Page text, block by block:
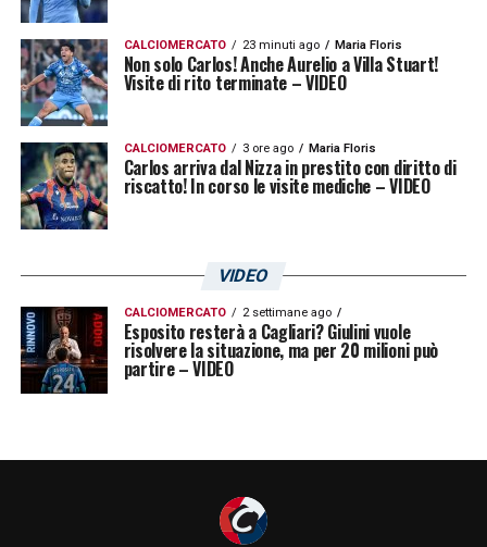
LA PLAYLIST DELLE NOSTRE TOP NEWS
CALCIOMERCATO 23 minuti ago Maria Floris
Non solo Carlos! Anche Aurelio a Villa Stuart!
Visite di rito terminate – VIDEO
CALCIOMERCATO 3 ore ago Maria Floris
Carlos arriva dal Nizza in prestito con diritto di
riscatto! In corso le visite mediche – VIDEO
VIDEO
CALCIOMERCATO 2 settimane ago
Esposito resterà a Cagliari? Giulini vuole
risolvere la situazione, ma per 20 milioni può
partire – VIDEO